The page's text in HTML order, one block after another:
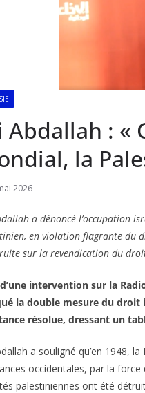
Abdallah : «
la
2026
a dénoncé l’occupation
en violation flagrante du
sur la revendication du
intervention sur la
la double mesure du
résolue, dressant un
a souligné qu’en 1948,
occidentales, par la
palestiniennes ont été